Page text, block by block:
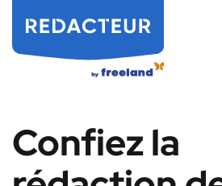
Confiez la